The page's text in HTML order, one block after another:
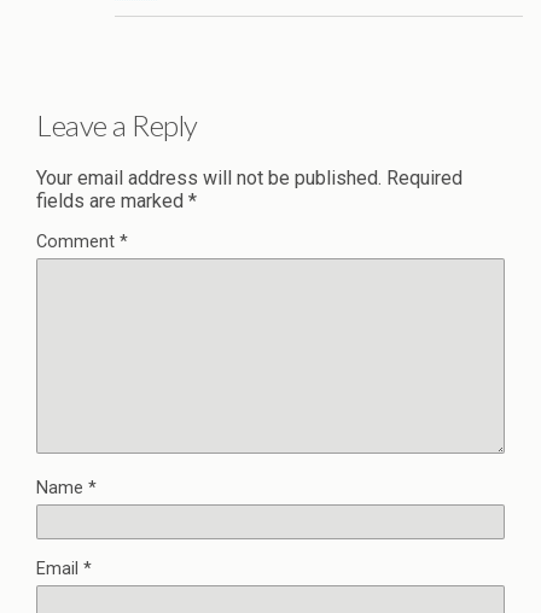
Leave a Reply
Your email address will not be published. Required
fields are marked *
Comment *
Name *
Email *